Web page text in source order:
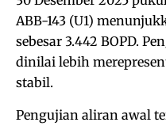
ABB-143 (U1)
sebesar 3.442 BOPD.
dinilai lebih
stabil.
Pengujian aliran awal